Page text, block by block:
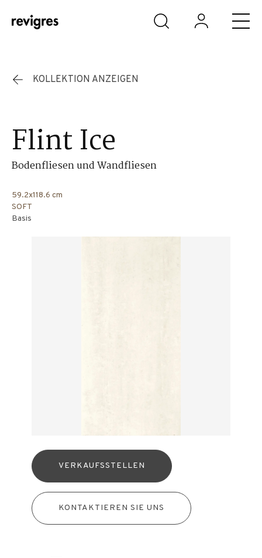
Zum Hauptinhalt springen
KOLLEKTION ANZEIGEN
Flint Ice
Bodenfliesen und Wandfliesen
59.2x118.6 cm
SOFT
Basis
VERKAUFSSTELLEN
KONTAKTIEREN SIE UNS